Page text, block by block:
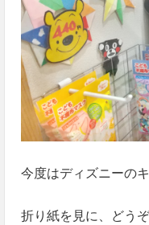
今度はディズニーの
折り紙を見に、どう